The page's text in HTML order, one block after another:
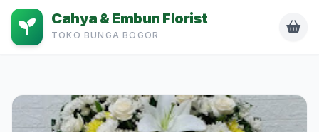
Cahya & Embun Florist
TOKO BUNGA BOGOR